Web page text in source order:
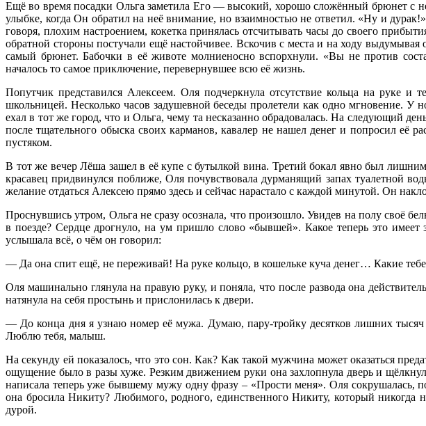
Ещё во время посадки Ольга заметила Его — высокий, хорошо сложённый брюнет с
улыбке, когда Он обратил на неё внимание, но взаимностью не ответил. «Ну и
говоря, плохим настроением, кокетка принялась отсчитывать часы до своего
обратной стороны постучали ещё настойчивее. Вскочив с места и на ходу
самый брюнет. Бабочки в её животе молниеносно вспорхнули. «Вы не против
началось то самое приключение, перевернувшее всю её жизнь.
Попутчик представился Алексеем. Оля подчеркнула отсутствие кольца на руке
школьницей. Несколько часов задушевной беседы пролетели как одно мгновение. У
ехал в тот же город, что и Ольга, чему та несказанно обрадовалась. На следующий
после тщательного обыска своих карманов, кавалер не нашел денег и попросил её
пустяком.
В тот же вечер Лёша зашел в её купе с бутылкой вина. Третий бокал явно был
красавец придвинулся поближе, Оля почувствовала дурманящий запах туалетной
желание отдаться Алексею прямо здесь и сейчас нарастало с каждой минутой. Он
Проснувшись утром, Ольга не сразу осознала, что произошло. Увидев на полу своё
в поезде? Сердце дрогнуло, на ум пришло слово «бывшей». Какое теперь это
услышала всё, о чём он говорил:
— Да она спит ещё, не переживай! На руке кольцо, в кошельке куча денег… Какие
Оля машинально глянула на правую руку, и поняла, что после развода она
натянула на себя простынь и прислонилась к двери.
— До конца дня я узнаю номер её мужа. Думаю, пару-тройку десятков лишних
Люблю тебя, малыш.
На секунду ей показалось, что это сон. Как? Как такой мужчина может оказаться
ощущение было в разы хуже. Резким движением руки она захлопнула дверь и
написала теперь уже бывшему мужу одну фразу – «Прости меня». Оля
она бросила Никиту? Любимого, родного, единственного Никиту, который никогда
дурой.